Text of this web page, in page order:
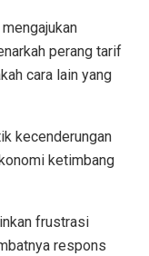
perang tarif
cara lain yang
kecenderungan
ketimbang
frustrasi
respons